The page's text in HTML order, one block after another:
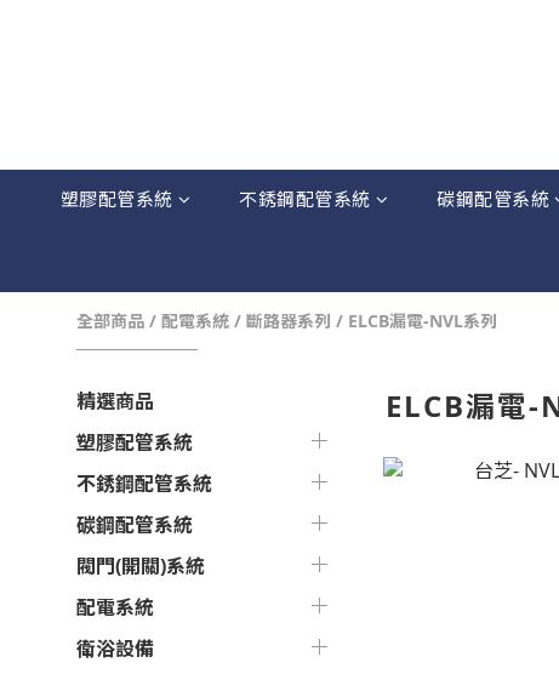
塑膠配管系統 不銹鋼配管系統 碳鋼配管系統
全部商品 / 配電系統 / 斷路器系列 / ELCB漏電-NVL系列
精選商品
塑膠配管系統
不銹鋼配管系統
碳鋼配管系統
閥門(開關)系統
配電系統
衛浴設備
ELCB漏電-